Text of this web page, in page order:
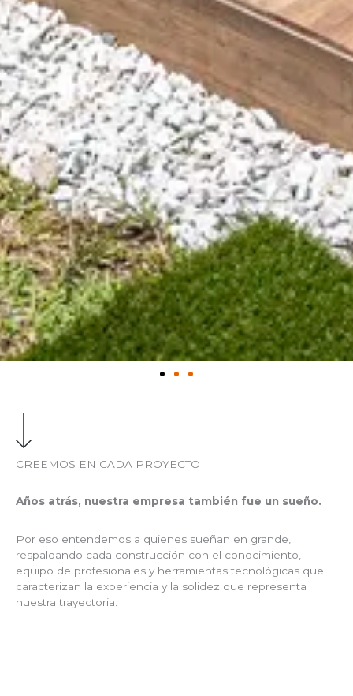
SENTIMOS CADA
CREEMOS EN CADA PROYECTO
Años atrás, nuestra empresa también fue un sueño.
Por eso entendemos a quienes sueñan en grande,
respaldando cada construcción con el conocimiento,
equipo de profesionales y herramientas tecnológicas que
caracterizan la experiencia y la solidez que representa
nuestra trayectoria.